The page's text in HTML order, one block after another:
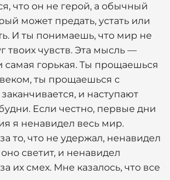
что он не герой, а обычный
может предать, устать или
И ты понимаешь, что мир не
твоих чувств. Эта мысль —
самая горькая. Ты прощаешься
ты прощаешься с
и наступают
Если честно, первые дни
я ненавидел весь мир.
то, что не удержал, ненавидел
светит, и ненавидел
их смех. Мне казалось, что все